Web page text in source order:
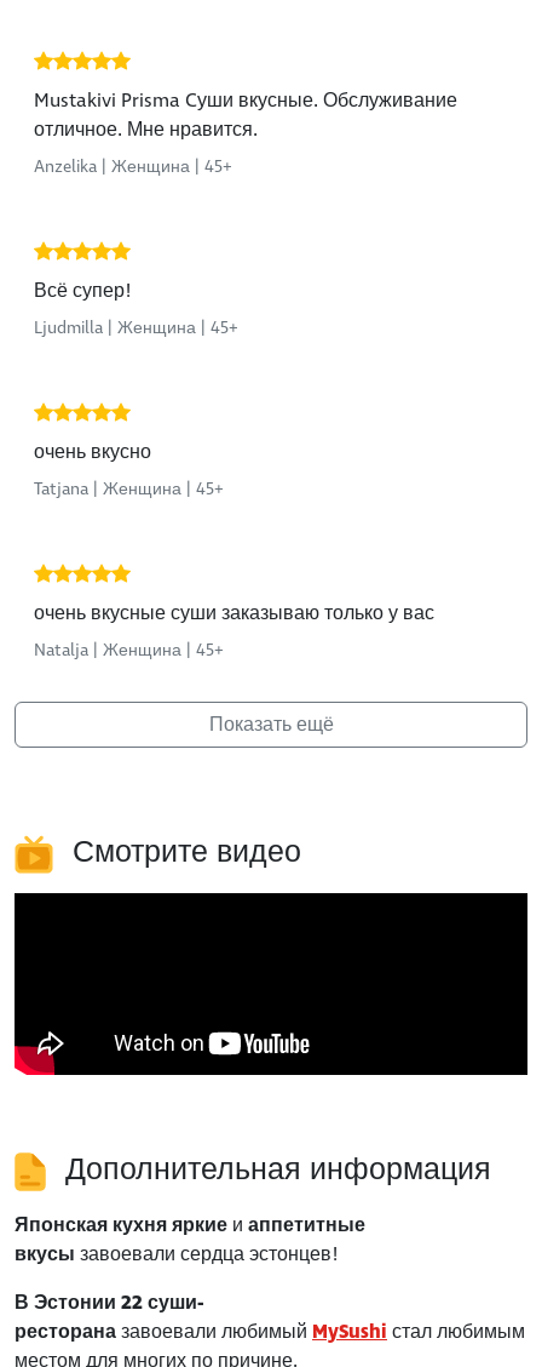
Mustakivi Prisma Cуши вкусные. Обслуживание
отличное. Мне нравится.
Anzelika | Женщина | 45+
Всё супер!
Ljudmilla | Женщина | 45+
очень вкусно
Tatjana | Женщина | 45+
очень вкусные суши заказываю только у вас
Natalja | Женщина | 45+
Показать ещё
Смотрите видео
Дополнительная информация
Японская кухня яркие и аппетитные
вкусы завоевали сердца эстонцев!
В Эстонии 22 суши-
рестораназавоевали любимый MySushiстал любимым
местом для многих по причине.